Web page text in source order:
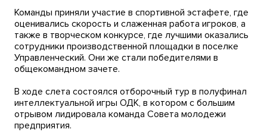
Команды приняли участие в спортивной эстафете, где
оценивались скорость и слаженная работа игроков, а
также в творческом конкурсе, где лучшими оказались
сотрудники производственной площадки в поселке
Управленческий. Они же стали победителями в
общекомандном зачете.
В ходе слета состоялся отборочный тур в полуфинал
интеллектуальной игры ОДК, в котором с большим
отрывом лидировала команда Совета молодежи
предприятия.